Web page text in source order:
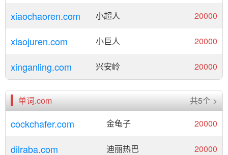
xiaochaoren.com 小超人 20000
xiaojuren.com 小巨人 20000
xinganling.com 兴安岭 20000
单词.com 共5个 >
cockchafer.com 金龟子 20000
dilraba.com 迪丽热巴 20000